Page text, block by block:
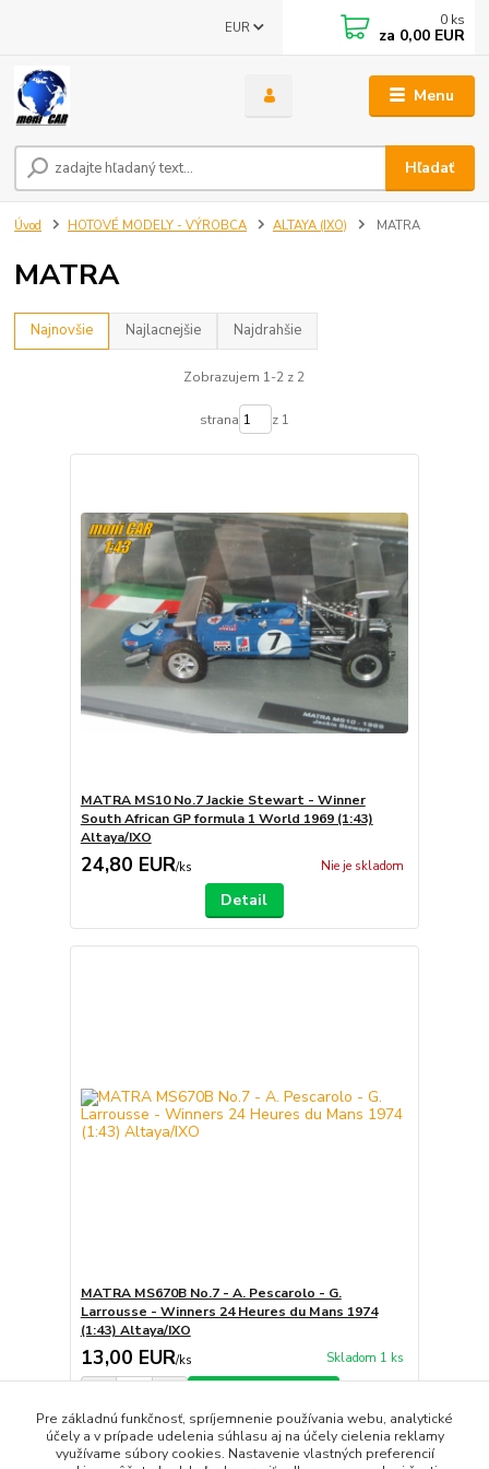
Menu
EUR
Hľadať
0 ks
za 0,00 EUR
Úvod HOTOVÉ MODELY - VÝROBCA ALTAYA (IXO) MATRA
MATRA
Najnovšie Najlacnejšie Najdrahšie
Zobrazujem 1-2 z 2
strana z 1
MATRA MS10 No.7 Jackie Stewart - Winner
South African GP formula 1 World 1969 (1:43)
Altaya/IXO
24,80 EUR/ks Nie je skladom
Detail
MATRA MS670B No.7 - A. Pescarolo - G.
Larrousse - Winners 24 Heures du Mans 1974
(1:43) Altaya/IXO
13,00 EUR/ks Skladom 1 ks
strana z 1
Pre základnú funkčnosť, spríjemnenie používania webu, analytické
účely a v prípade udelenia súhlasu aj na účely cielenia reklamy
využívame súbory cookies. Nastavenie vlastných preferencií